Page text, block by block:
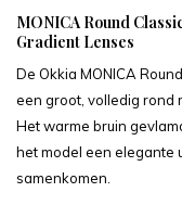
MONICA Round
Gradient Lenses
De Okkia MONICA
een groot, volledig rond
Het warme bruin
het model een elegante
samenkomen.